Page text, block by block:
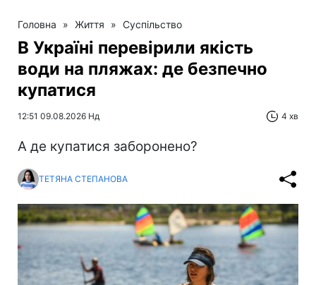
Головна » Життя » Суспільство
В Україні перевірили якість
води на пляжах: де безпечно
купатися
12:51 09.08.2026 Нд 4 хв
А де купатися заборонено?
ТЕТЯНА СТЕПАНОВА